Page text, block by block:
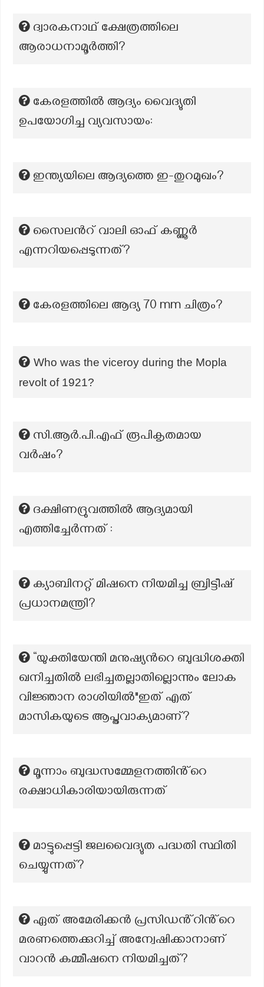
ദ്വാരകനാഥ് ക്ഷേത്രത്തിലെ
ആരാധനാമൂർത്തി?
കേരളത്തിൽ ആദ്യം വൈദ്യുതി
ഉപയോഗിച്ച വ്യവസായം:
ഇന്ത്യയിലെ ആദ്യത്തെ ഇ-തുറമുഖം?
സൈലന്‍റ് വാലി ഓഫ് കണ്ണൂർ
എന്നറിയപ്പെടുന്നത്?
കേരളത്തിലെ ആദ്യ 70 mm ചിത്രം?
Who was the viceroy during the Mopla
revolt of 1921?
സി.ആർ.പി.എഫ് രൂപികൃതമായ
വർഷം?
ദക്ഷിണദ്രുവത്തിൽ ആദ്യമായി
എത്തിച്ചേർന്നത് :
ക്യാബിനറ്റ് മിഷനെ നിയമിച്ച ബ്രിട്ടീഷ്
പ്രധാനമന്ത്രി?
“യുക്തിയേന്തി മനുഷ്യന്‍റെ ബുദ്ധിശക്തി
ഖനിച്ചതിൽ ലഭിച്ചതല്ലാതില്ലൊന്നും ലോക
വിജ്ഞാന രാശിയിൽ"ഇത് എത്
മാസികയുടെ ആപ്തവാക്യമാണ്?
മൂന്നാം ബുദ്ധസമ്മേളനത്തിൻ്റെ
രക്ഷാധികാരിയായിരുന്നത്
മാട്ടുപ്പെട്ടി ജലവൈദ്യുത പദ്ധതി സ്ഥിതി
ചെയ്യുന്നത്?
ഏത് അമേരിക്കൻ പ്രസിഡൻ്റിൻ്റെ
മരണത്തെക്കുറിച്ച് അന്വേഷിക്കാനാണ്
വാറൻ കമ്മീഷനെ നിയമിച്ചത്?